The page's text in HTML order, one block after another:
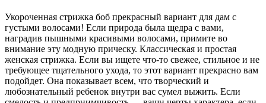
Укороченная стрижка боб прекрасный вариант для дам с
густыми волосами! Если природа была щедра с вами,
наградив пышными красивыми волосами, примите во
внимание эту модную прическу. Классическая и простая
женская стрижка. Если вы ищете что-то свежее, стильное и не
требующее тщательного ухода, то этот вариант прекрасно вам
подойдет. Она показывает всем, что творческий и
любознательный ребенок внутри вас сумел выжить. Если